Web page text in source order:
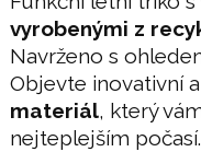
vyrobenými z
Navrženo s
Objevte inovativní a
materiál, který
nejteplejším počasí.